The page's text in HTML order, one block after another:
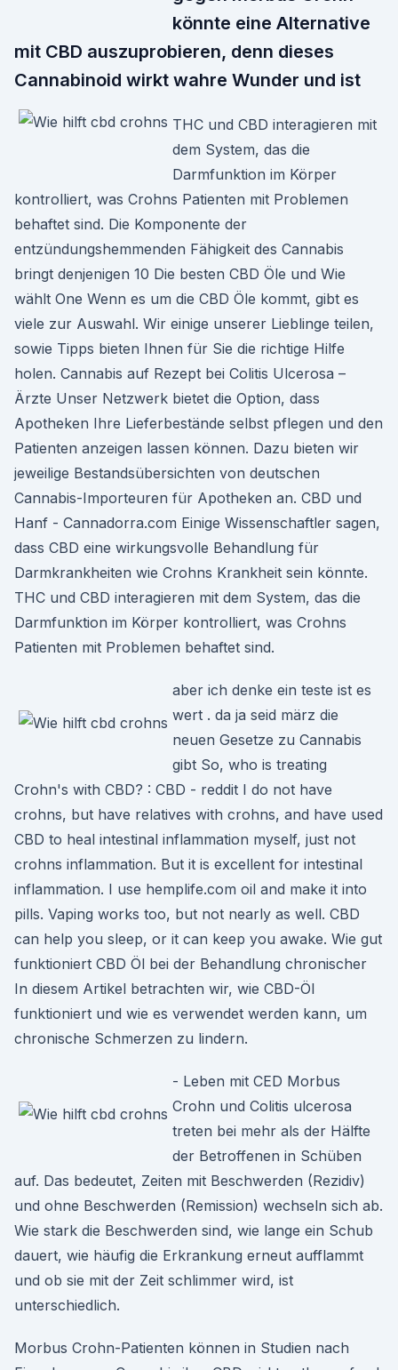
könnte eine Alternative
mit CBD auszuprobieren, denn dieses
Cannabinoid wirkt wahre Wunder und ist
THC und CBD interagieren mit
dem System, das die
Darmfunktion im Körper
kontrolliert, was Crohns Patienten mit Problemen
behaftet sind. Die Komponente der
entzündungshemmenden Fähigkeit des Cannabis
bringt denjenigen 10 Die besten CBD Öle und Wie
wählt One Wenn es um die CBD Öle kommt, gibt es
viele zur Auswahl. Wir einige unserer Lieblinge teilen,
sowie Tipps bieten Ihnen für Sie die richtige Hilfe
holen. Cannabis auf Rezept bei Colitis Ulcerosa –
Ärzte Unser Netzwerk bietet die Option, dass
Apotheken Ihre Lieferbestände selbst pflegen und den
Patienten anzeigen lassen können. Dazu bieten wir
jeweilige Bestandsübersichten von deutschen
Cannabis-Importeuren für Apotheken an. CBD und
Hanf - Cannadorra.com Einige Wissenschaftler sagen,
dass CBD eine wirkungsvolle Behandlung für
Darmkrankheiten wie Crohns Krankheit sein könnte.
THC und CBD interagieren mit dem System, das die
Darmfunktion im Körper kontrolliert, was Crohns
Patienten mit Problemen behaftet sind.
aber ich denke ein teste ist es
wert . da ja seid märz die
neuen Gesetze zu Cannabis
gibt So, who is treating
Crohn's with CBD? : CBD - reddit I do not have
crohns, but have relatives with crohns, and have used
CBD to heal intestinal inflammation myself, just not
crohns inflammation. But it is excellent for intestinal
inflammation. I use hemplife.com oil and make it into
pills. Vaping works too, but not nearly as well. CBD
can help you sleep, or it can keep you awake. Wie gut
funktioniert CBD Öl bei der Behandlung chronischer
In diesem Artikel betrachten wir, wie CBD-Öl
funktioniert und wie es verwendet werden kann, um
chronische Schmerzen zu lindern.
- Leben mit CED Morbus
Crohn und Colitis ulcerosa
treten bei mehr als der Hälfte
der Betroffenen in Schüben
auf. Das bedeutet, Zeiten mit Beschwerden (Rezidiv)
und ohne Beschwerden (Remission) wechseln sich ab.
Wie stark die Beschwerden sind, wie lange ein Schub
dauert, wie häufig die Erkrankung erneut aufflammt
und ob sie mit der Zeit schlimmer wird, ist
unterschiedlich.
Morbus Crohn-Patienten können in Studien nach